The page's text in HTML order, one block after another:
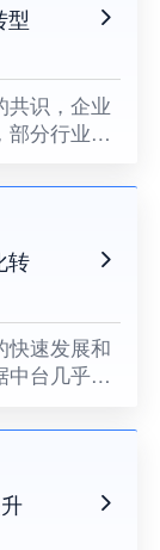
型
共识，企业
部分行业领
业数字化转
转
快速发展和
中台几乎已